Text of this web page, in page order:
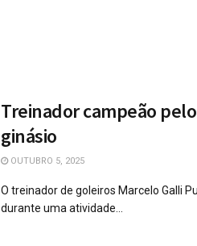
Treinador campeão
ginásio
OUTUBRO 5, 2025
O treinador de goleiros Marcelo Galli
durante uma atividade...